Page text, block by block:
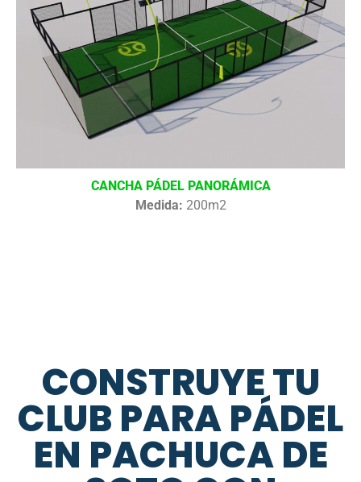
CANCHA PÁDEL PANORÁMICA
Medida: 200m2
CONSTRUYE TU
CLUB PARA PÁDEL
EN PACHUCA DE